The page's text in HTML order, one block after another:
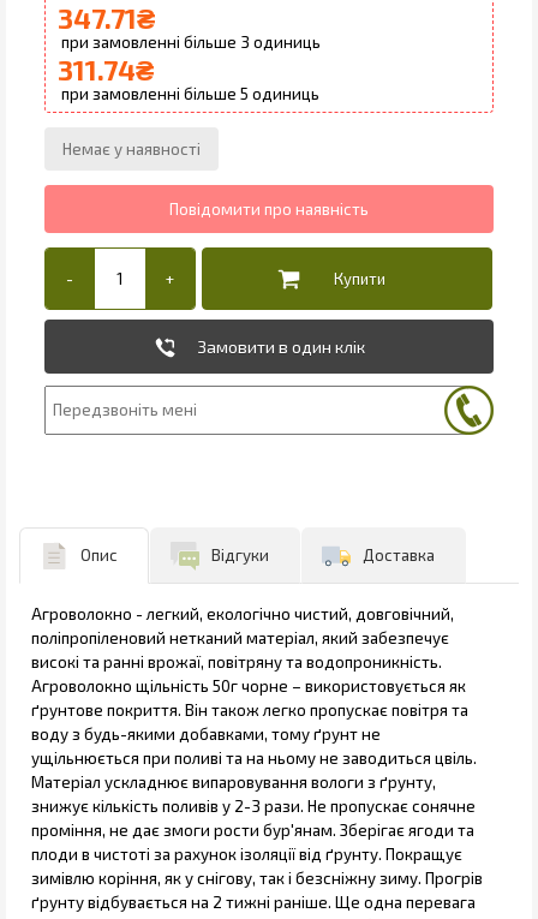
347.71₴
3
311.74₴
5
Замовити в один клік
Опис Відгуки Доставка
Агроволокно - легкий, екологічно чистий, довговічний,
поліпропіленовий нетканий матеріал, який забезпечує
високі та ранні врожаї, повітряну та водопроникність.
Агроволокно щільність 50г чорне – використовується як
ґрунтове покриття. Він також легко пропускає повітря та
воду з будь-якими добавками, тому ґрунт не
ущільнюється при поливі та на ньому не заводиться цвіль.
Матеріал ускладнює випаровування вологи з ґрунту,
знижує кількість поливів у 2-3 рази. Не пропускає сонячне
проміння, не дає змоги рости бур'янам. Зберігає ягоди та
плоди в чистоті за рахунок ізоляції від ґрунту. Покращує
зимівлю коріння, як у снігову, так і безсніжну зиму. Прогрів
ґрунту відбувається на 2 тижні раніше. Ще одна перевага